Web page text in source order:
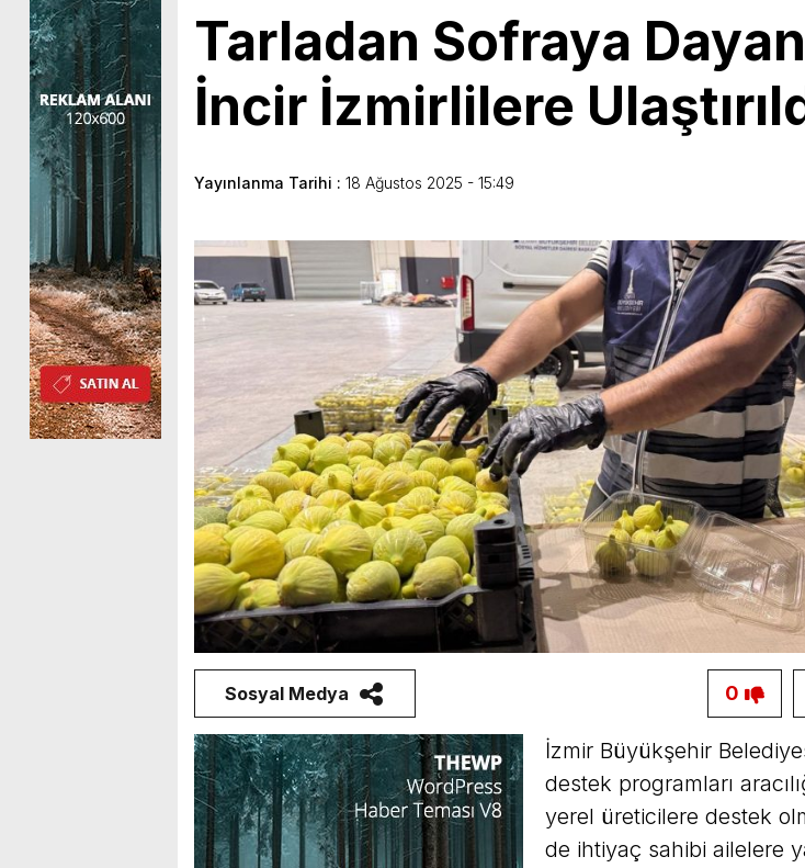
Tarladan Sofraya
İncir İzmirlilere
Yayınlanma Tarihi : 18 Ağustos 2025 - 15:49
Sosyal Medya 0
İzmir Büyükşehir
destek programları
yerel üreticilere destek
de ihtiyaç sahibi ailelere